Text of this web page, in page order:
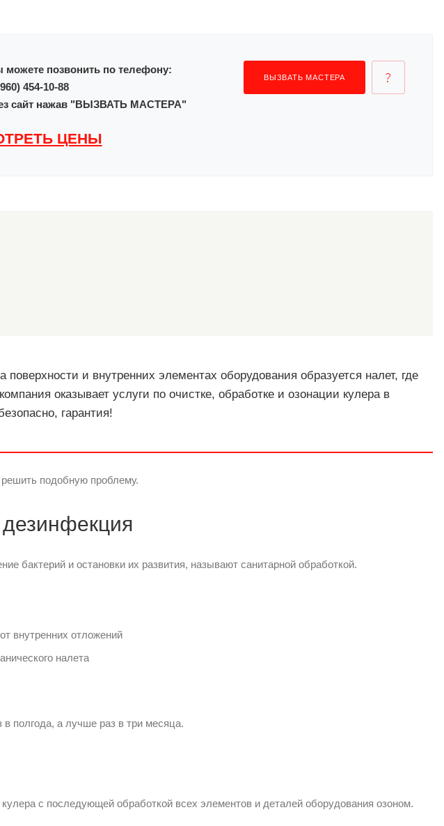
позвонить по телефону:
454-10-88
сайт нажав "ВЫЗВАТЬ МАСТЕРА"
ЦЕНЫ
ВЫЗВАТЬ МАСТЕРА
и внутренних элементах оборудования образуется налет, где
оказывает услуги по очистке, обработке и озонации кулера в
гарантия!
подобную проблему.
бактерий и остановки их развития, называют санитарной обработкой.
внутренних отложений
налета
полгода, а лучше раз в три месяца.
с последующей обработкой всех элементов и деталей оборудования озоном.